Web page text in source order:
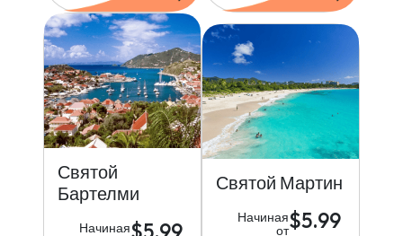
Святой
Бартелми
Начиная$5.99
Святой Мартин
Начиная
от$5.99